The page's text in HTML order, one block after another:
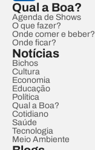
Qual a Boa?
Agenda de Shows
O que fazer?
Onde comer e beber?
Onde ficar?
Notícias
Bichos
Cultura
Economia
Educação
Política
Qual a Boa?
Cotidiano
Saúde
Tecnologia
Meio Ambiente